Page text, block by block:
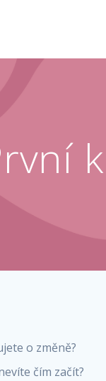
o změně?
čím začít?